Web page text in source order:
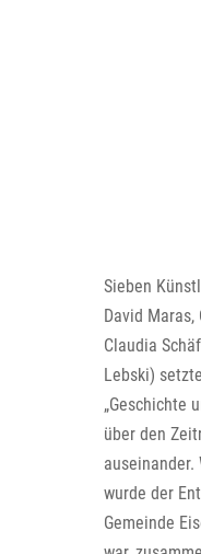
Sieben
David
Claudia
Lebski)
„Geschichte
über den
auseinander.
wurde der
Gemeinde